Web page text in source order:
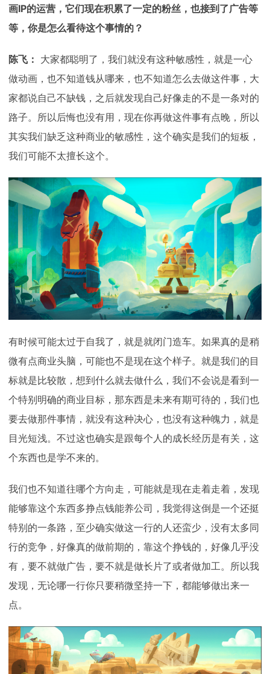
画IP的运营，它们现在积累了一定的粉丝，也接到了广告等
等，你是怎么看待这个事情的？
陈飞： 大家都聪明了，我们就没有这种敏感性，就是一心
做动画，也不知道钱从哪来，也不知道怎么去做这件事，大
家都说自己不缺钱，之后就发现自己好像走的不是一条对的
路子。所以后悔也没有用，现在你再做这件事有点晚，所以
其实我们缺乏这种商业的敏感性，这个确实是我们的短板，
我们可能不太擅长这个。
有时候可能太过于自我了，就是就闭门造车。如果真的是稍
微有点商业头脑，可能也不是现在这个样子。就是我们的目
标就是比较散，想到什么就去做什么，我们不会说是看到一
个特别明确的商业目标，那东西是未来有期可待的，我们也
要去做那件事情，就没有这种决心，也没有这种魄力，就是
目光短浅。不过这也确实是跟每个人的成长经历是有关，这
个东西也是学不来的。
我们也不知道往哪个方向走，可能就是现在走着走着，发现
能够靠这个东西多挣点钱能养公司，我觉得这倒是一个还挺
特别的一条路，至少确实做这一行的人还蛮少，没有太多同
行的竞争，好像真的做前期的，靠这个挣钱的，好像几乎没
有，要不就做广告，要不就是做长片了或者做加工。所以我
发现，无论哪一行你只要稍微坚持一下，都能够做出来一
点。